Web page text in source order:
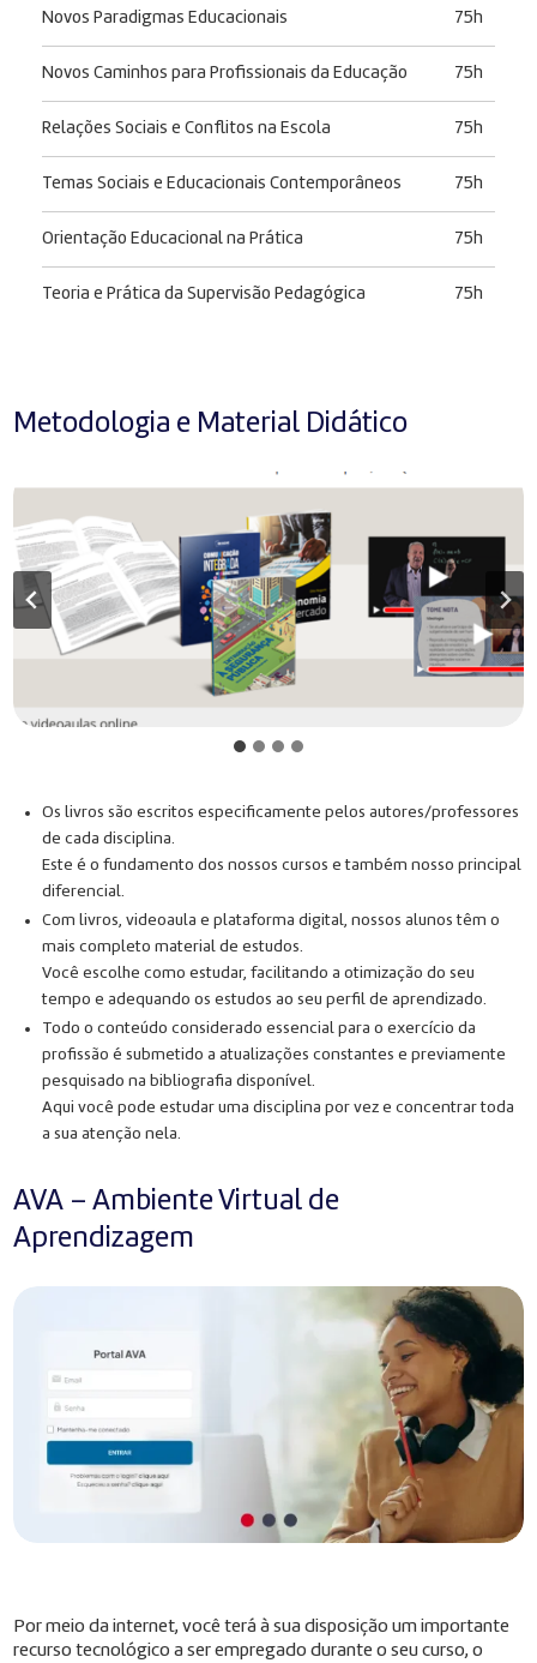
Novos Paradigmas Educacionais 75h
Novos Caminhos para Profissionais da Educação 75h
Relações Sociais e Conflitos na Escola 75h
Temas Sociais e Educacionais Contemporâneos 75h
Orientação Educacional na Prática 75h
Teoria e Prática da Supervisão Pedagógica 75h
Metodologia e Material Didático
Os livros são escritos especificamente pelos autores/professores
de cada disciplina.
Este é o fundamento dos nossos cursos e também nosso principal
diferencial.
Com livros, videoaula e plataforma digital, nossos alunos têm o
mais completo material de estudos.
Você escolhe como estudar, facilitando a otimização do seu
tempo e adequando os estudos ao seu perfil de aprendizado.
Todo o conteúdo considerado essencial para o exercício da
profissão é submetido a atualizações constantes e previamente
pesquisado na bibliografia disponível.
Aqui você pode estudar uma disciplina por vez e concentrar toda
a sua atenção nela.
AVA – Ambiente Virtual de
Aprendizagem
Por meio da internet, você terá à sua disposição um importante
recurso tecnológico a ser empregado durante o seu curso, o